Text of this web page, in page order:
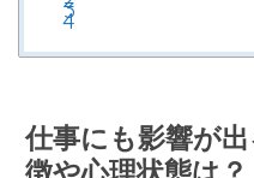
仕事にも影響が
徴や心理状態は？